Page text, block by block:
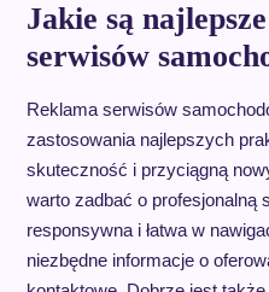
Jakie są
serwisów
Reklama serwisów
zastosowania najlepszych
skuteczność i przyciągną
warto zadbać o profesjonalną
responsywna i łatwa w
niezbędne informacje o